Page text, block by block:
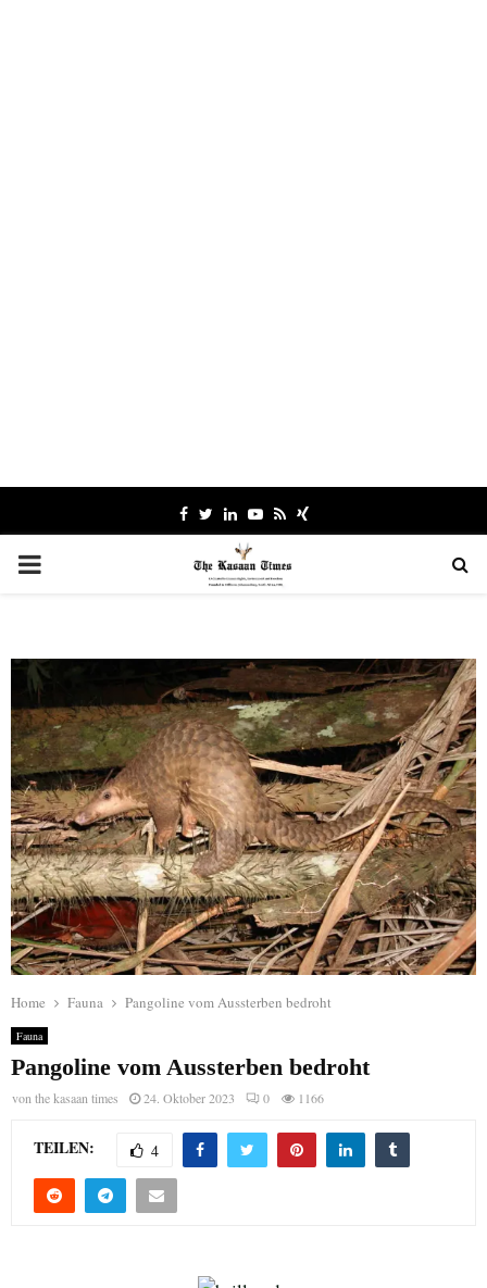
Facebook
TwitterLinkedinYoutube
RssXing
PRIMARY
Home Fauna Pangoline vom Aussterben bedroht
Fauna
Pangoline vom Aussterben bedroht
von the kasaan times 24. Oktober 2023 0 1166
TEILEN: 4